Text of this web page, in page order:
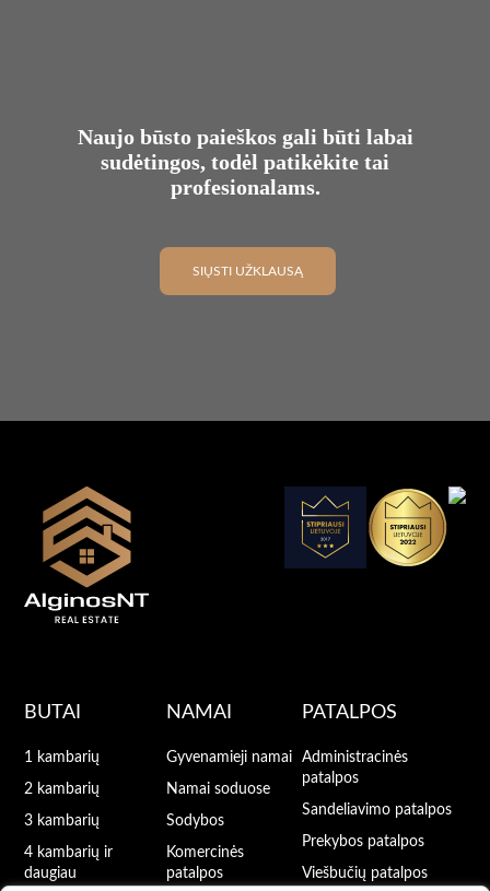
Naujo būsto paieškos gali būti labai
sudėtingos, todėl patikėkite tai
profesionalams.
SIŲSTI UŽKLAUSĄ
BUTAI
1 kambarių
2 kambarių
3 kambarių
4 kambarių ir
daugiau
NAMAI
Gyvenamieji namai
Namai soduose
Sodybos
Komercinės
patalpos
PATALPOS
Administracinės
patalpos
Sandeliavimo patalpos
Prekybos patalpos
Viešbučių patalpos